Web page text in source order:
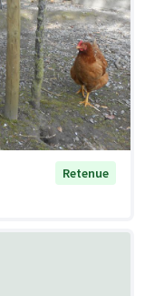
Retenue